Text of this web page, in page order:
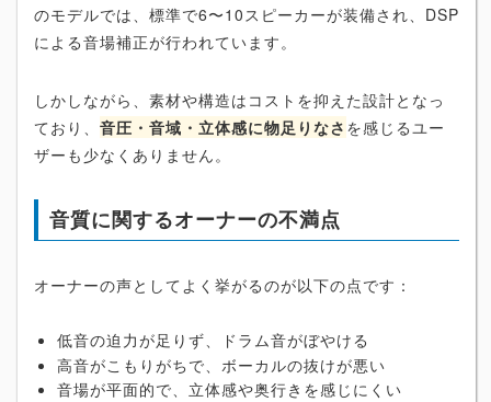
のモデルでは、標準で6〜10スピーカーが装備され、DSP
による音場補正が行われています。
しかしながら、素材や構造はコストを抑えた設計となっ
ており、 音圧・音域・立体感に物足りなさ を感じるユー
ザーも少なくありません。
音質に関するオーナーの不満点
オーナーの声としてよく挙がるのが以下の点です：
低音の迫力が足りず、ドラム音がぼやける
高音がこもりがちで、ボーカルの抜けが悪い
音場が平面的で、立体感や奥行きを感じにくい